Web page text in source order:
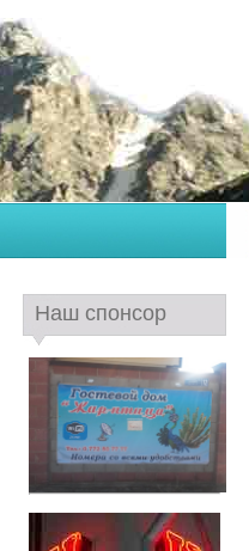
Наш спонсор